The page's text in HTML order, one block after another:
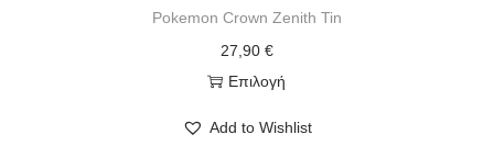
Pokemon Crown Zenith Tin
27,90 €
Επιλογή
Add to Wishlist